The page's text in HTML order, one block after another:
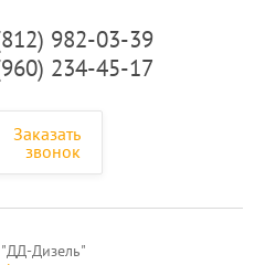
982-03-39
234-45-17
Заказать
звонок
Дизель"